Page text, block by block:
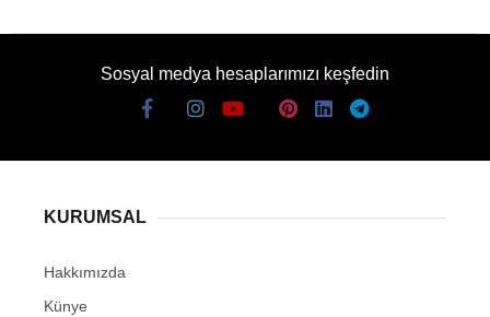
Sosyal medya hesaplarımızı keşfedin
KURUMSAL
Hakkımızda
Künye